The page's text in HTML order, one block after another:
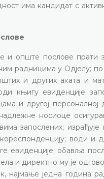
има кандидат с
и опште послове прати
радницима у Одјелу; по
и других аката и
књигу евиденције
и другој персоналној
носиоце
запослених;
води и
евиденције; обавља
и директно му је
једна година